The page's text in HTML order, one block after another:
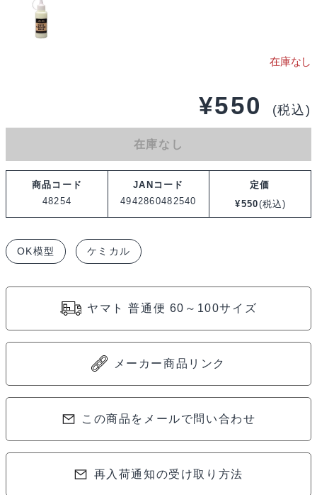
¥550 (税込)
在庫なし
商品コード
48254
JANコード
4942860482540
定価
¥550(税込)
OK模型 ケミカル
ヤマト 普通便 60～100サイズ
メーカー商品リンク
この商品をメールで問い合わせ
再入荷通知の受け取り方法